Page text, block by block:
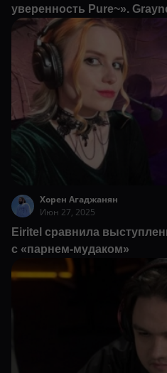
уверенность Pure~».
Хорен Агаджанян
Июн 27, 2025
Eiritel сравнила
с «парнем-мудаком»